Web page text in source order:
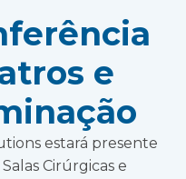
e
estará presente
Cirúrgicas e